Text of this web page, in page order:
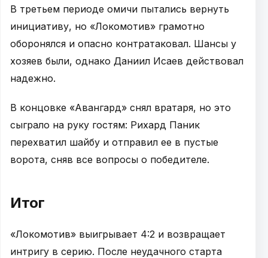
В третьем периоде омичи пытались вернуть
инициативу, но «Локомотив» грамотно
оборонялся и опасно контратаковал. Шансы у
хозяев были, однако Даниил Исаев действовал
надежно.
В концовке «Авангард» снял вратаря, но это
сыграло на руку гостям: Рихард Паник
перехватил шайбу и отправил ее в пустые
ворота, сняв все вопросы о победителе.
Итог
«Локомотив» выигрывает 4:2 и возвращает
интригу в серию. После неудачного старта